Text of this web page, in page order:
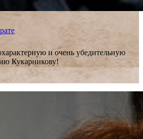
и очень убедительную
Кукарникову!